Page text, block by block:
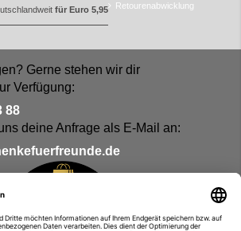
für Euro 5,95 Retourenabwicklung
Gerne stehen wir dir
Verfügung:
88
deine Anfrage als E-Mail an: